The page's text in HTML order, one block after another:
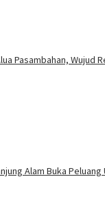
Pasambahan,
Alam Buka